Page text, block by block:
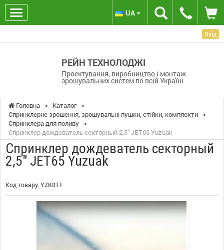
Вхід
РЕЙН ТЕХНОЛОДЖІ
Проектування, виробництво і монтаж
зрошувальних систем по всій Україні
UA
Головна > Каталог >
Спринклерне зрошення, зрошувальні пушки, стійки, комплекти >
Спринклера для поливу >
Спринклер дождеватель секторный 2,5" JET65 Yuzuak
Спринклер дождеватель секторный
2,5" JET65 Yuzuak
Код товару: YZK011